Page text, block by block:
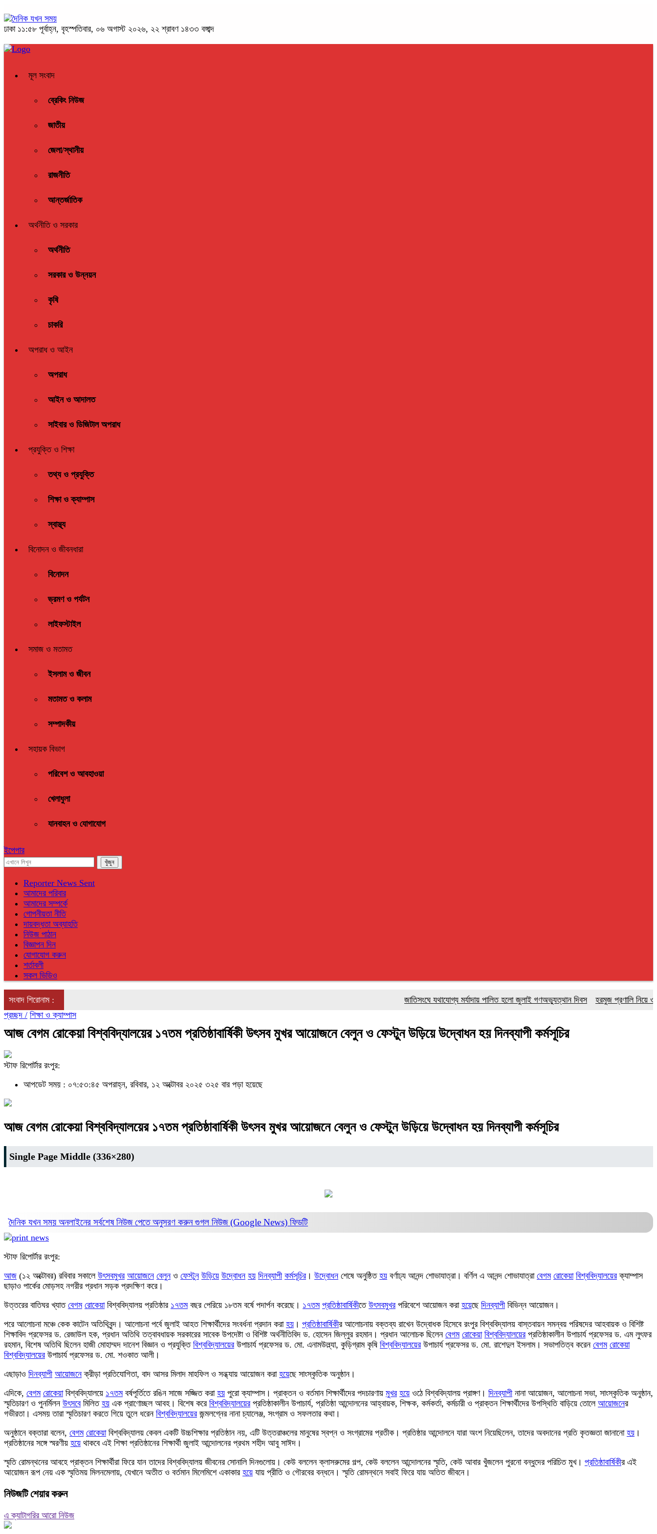
ঢাকা ১১:৫৮ পূর্বাহ্ন, বৃহস্পতিবার, ০৬ অগাস্ট ২০২৬, ২২ শ্রাবণ ১৪৩৩ বঙ্গাব্দ
মূল সংবাদ
ব্রেকিং নিউজ
জাতীয়
জেলা/স্থানীয়
রাজনীতি
আন্তর্জাতিক
অর্থনীতি ও সরকার
অর্থনীতি
সরকার ও উন্নয়ন
কৃষি
চাকরি
অপরাধ ও আইন
অপরাধ
আইন ও আদালত
সাইবার ও ডিজিটাল অপরাধ
প্রযুক্তি ও শিক্ষা
তথ্য ও প্রযুক্তি
শিক্ষা ও ক্যাম্পাস
স্বাস্থ্য
বিনোদন ও জীবনধারা
বিনোদন
ভ্রমণ ও পর্যটন
লাইফস্টাইল
সমাজ ও মতামত
ইসলাম ও জীবন
মতামত ও কলাম
সম্পাদকীয়
সহায়ক বিভাগ
পরিবেশ ও আবহাওয়া
খেলাধুলা
যানবাহন ও যোগাযোগ
ইপেপার
Reporter News Sent
আমাদের পরিবার
আমাদের সম্পর্কে
গোপনীয়তা নীতি
দায়বদ্ধতা অব্যাহতি
নিউজ পাঠান
বিজ্ঞাপন দিন
যোগাযোগ করুন
শর্তাবলী
সকল ভিডিও
সংবাদ শিরোনাম : জাতিসংঘে যথাযোগ্য মর্যাদায় পালিত হলো জুলাই গণঅভ্যুত্থান দিবস
হরমুজ প্রণালি নিয়ে ওমানের
প্রচ্ছদ / শিক্ষা ও ক্যাম্পাস
আজ বেগম রোকেয়া বিশ্ববিদ্যালয়ের ১৭তম প্রতিষ্ঠাবার্ষিকী উৎসব মুখর আয়োজনে বেলুন ও ফেস্টুন উড়িয়ে উদ্বোধন হয় দিনব্যাপী কর্মসূচির
স্টাফ রিপোর্টার রংপুর:
আপডেট সময় : ০৭:৫৩:৪৫ অপরাহ্ন, রবিবার, ১২ অক্টোবর ২০২৫ ৩২৫ বার পড়া হয়েছে
আজ বেগম রোকেয়া বিশ্ববিদ্যালয়ের ১৭তম প্রতিষ্ঠাবার্ষিকী উৎসব মুখর আয়োজনে বেলুন ও ফেস্টুন উড়িয়ে উদ্বোধন হয় দিনব্যাপী কর্মসূচির
Single Page Middle (336×280)
দৈনিক যখন সময় অনলাইনের সর্বশেষ নিউজ পেতে অনুসরণ করুনগুগল নিউজ (Google News) ফিডটি
স্টাফ রিপোর্টার রংপুর:
আজ (১২ অক্টোবর) রবিবার সকালে উৎসবমুখর আয়োজনে বেলুন ও ফেস্টুন উড়িয়ে উদ্বোধন হয় দিনব্যাপী কর্মসূচির। উদ্বোধন শেষে অনুষ্ঠিত হয় বর্ণাঢ্য আনন্দ শোভাযাত্রা। বর্ণিল এ আনন্দ শোভাযাত্রা বেগম রোকেয়া বিশ্ববিদ্যালয়েরক্যাম্পাস
ছাড়াও পার্কের মোড়সহ নগরীর প্রধান সড়ক প্রদক্ষিণ করে।
উত্তরের বাতিঘর খ্যাত বেগম রোকেয়াবিশ্ববিদ্যালয় প্রতিষ্ঠার ১৭তমবছর পেরিয়ে ১৮তম বর্ষে পদার্পন করেছে। ১৭তম প্রতিষ্ঠাবার্ষিকীতে উৎসবমুখরপরিবেশে আয়োজন করা হয়েছে দিনব্যাপীবিভিন্ন আয়োজন।
পরে আলোচনা মঞ্চে কেক কাটেন অতিথিবৃন্দ। আলোচনা পর্বে জুলাই আহত শিক্ষার্থীদের সংবর্ধনা প্রদান করা হয় । প্রতিষ্ঠাবার্ষিকীর আলোচনায় বক্তব্য রাখেন উদ্বোধক হিসেবে রংপুর বিশ্ববিদ্যালয় বাস্তবায়ন সমন্বয় পরিষদের আহবায়ক ও বিশিষ্ট
শিক্ষাবিদ প্রফেসর ড. রেজাউল হক, প্রধান অতিথি তত্বাবধায়ক সরকারের সাবেক উপদেষ্টা ও বিশিষ্ট অর্থনীতিবিদ ড. হোসেন জিল্লুর রহমান। প্রধান আলোচক ছিলেন বেগম রোকেয়া বিশ্ববিদ্যালয়েরপ্রতিষ্ঠাকালীন উপাচার্য প্রফেসর ড. এম লুৎফর
রহমান, বিশেষ অতিথি ছিলেন হাজী মোহাম্মদ দানেশ বিজ্ঞান ও প্রযুক্তি বিশ্ববিদ্যালয়েরউপাচার্য প্রফেসর ড. মো. এনামউল্ল্যা, কুড়িগ্রাম কৃষি বিশ্ববিদ্যালয়েরউপাচার্য প্রফেসর ড. মো. রাশেদুল ইসলাম। সভাপতিত্ব করেন বেগম রোকেয়া
বিশ্ববিদ্যালয়েরউপাচার্য প্রফেসর ড. মো. শওকাত আলী।
এছাড়াও দিনব্যাপী আয়োজনে ক্রীড়া প্রতিযোগিতা, বাদ আসর মিলাদ মাহফিল ও সন্ধ্যায় আয়োজন করা হয়েছে সাংস্কৃতিক অনুষ্ঠান।
এদিকে, বেগম রোকেয়াবিশ্ববিদ্যালয়ে ১৭তমবর্ষপূর্তিতে রঙিন সাজে সজ্জিত করা হয় পুরো ক্যাম্পাস। প্রাক্তন ও বর্তমান শিক্ষার্থীদের পদচারণায় মুখর হয় ে ওঠে বিশ্ববিদ্যালয় প্রাঙ্গণ। দিনব্যাপীনানা আয়োজন, আলোচনা সভা, সাংস্কৃতিক অনুষ্ঠান,
স্মৃতিচারণ ও পুনর্মিলন উৎসবে মিলিত হয় এক প্রাণোচ্ছল আবহ। বিশেষ করে বিশ্ববিদ্যালয়েরপ্রতিষ্ঠাকালীন উপাচার্য, প্রতিষ্ঠা আন্দোলনের আহ্বায়ক, শিক্ষক, কর্মকর্তা, কর্মচারী ও প্রাক্তন শিক্ষার্থীদের উপস্থিতি বাড়িয়ে তোলে আয়োজনের
গভীরতা। এসময় তারা স্মৃতিচারণ করতে গিয়ে তুলে ধরেন বিশ্ববিদ্যালয়েরজন্মলগ্নের নানা চ্যালেঞ্জ, সংগ্রাম ও সফলতার কথা।
অনুষ্ঠানে বক্তারা বলেন, বেগম রোকেয়াবিশ্ববিদ্যালয় কেবল একটি উচ্চশিক্ষার প্রতিষ্ঠান নয়, এটি উত্তরাঞ্চলের মানুষের স্বপ্ন ও সংগ্রামের প্রতীক। প্রতিষ্ঠার আন্দোলনে যারা অংশ নিয়েছিলেন, তাদের অবদানের প্রতি কৃতজ্ঞতা জানানো হয় ।
প্রতিষ্ঠানের সঙ্গে স্মরণীয় হয় ে থাকবে এই শিক্ষা প্রতিষ্ঠানের শিক্ষার্থী জুলাই আন্দোলনের প্রথম শহীদ আবু সাঈদ।
স্মৃতি রোমন্থনের আবহে প্রাক্তন শিক্ষার্থীরা ফিরে যান তাদের বিশ্ববিদ্যালয় জীবনের সোনালি দিনগুলোয়। কেউ বললেন ক্লাসরুমের গল্প, কেউ বললেন আন্দোলনের স্মৃতি, কেউ আবার খুঁজলেন পুরনো বন্ধুদের পরিচিত মুখ। প্রতিষ্ঠাবার্ষিকীর এই
আয়োজন রূপ নেয় এক স্মৃতিময় মিলনমেলায়, যেখানে অতীত ও বর্তমান মিলেমিশে একাকার হয় ে যায় প্রীতি ও গৌরবের বন্ধনে। স্মৃতি রোমন্থনে সবাই ফিরে যায় অতিত জীবনে।
নিউজটি শেয়ার করুন
এ ক্যাটাগরির আরো নিউজ